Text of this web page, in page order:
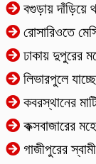
বগুড়ায় দাঁড়িয়ে
রোসারিওতে
ঢাকায় দুপুরের
লিভারপুলে
কবরস্থানের
কক্সবাজারের
গাজীপুরের